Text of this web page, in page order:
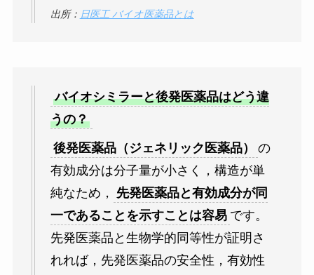
出所： 日医工 バイオ医薬品とは
バイオシミラーと後発医薬品はどう違
うの？
後発医薬品（ジェネリック医薬品）
の
有効成分は分子量が小さく，構造が単
純なため， 先発医薬品と有効成分が同
一であることを示すことは容易 です。
先発医薬品と生物学的同等性が証明さ
れれば，先発医薬品の安全性，有効性